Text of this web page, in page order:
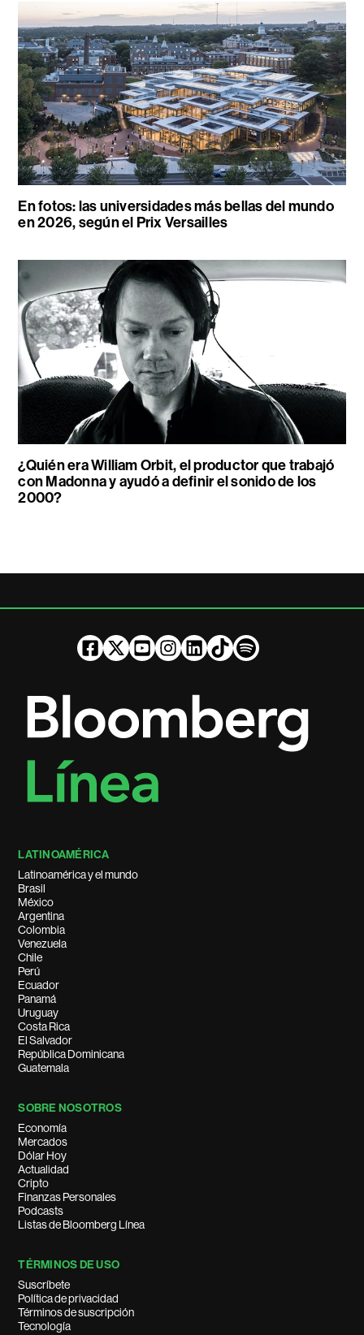
En fotos: las universidades más bellas del mundo
en 2026, según el Prix Versailles
¿Quién era William Orbit, el productor que trabajó
con Madonna y ayudó a definir el sonido de los
2000?
LATINOAMÉRICA
Latinoamérica y el mundo
Brasil
México
Argentina
Colombia
Venezuela
Chile
Perú
Ecuador
Panamá
Uruguay
Costa Rica
El Salvador
República Dominicana
Guatemala
SOBRE NOSOTROS
Economía
Mercados
Dólar Hoy
Actualidad
Cripto
Finanzas Personales
Podcasts
Listas de Bloomberg Línea
TÉRMINOS DE USO
Suscríbete
Política de privacidad
Términos de suscripción
Tecnología